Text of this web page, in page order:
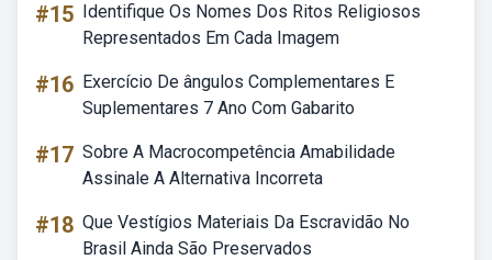
#15 Identifique Os Nomes Dos Ritos Religiosos
Representados Em Cada Imagem
#16 Exercício De ângulos Complementares E
Suplementares 7 Ano Com Gabarito
#17 Sobre A Macrocompetência Amabilidade
Assinale A Alternativa Incorreta
#18 Que Vestígios Materiais Da Escravidão No
Brasil Ainda São Preservados